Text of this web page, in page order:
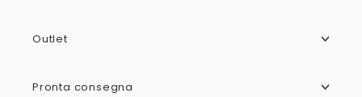
Outlet
Pronta consegna